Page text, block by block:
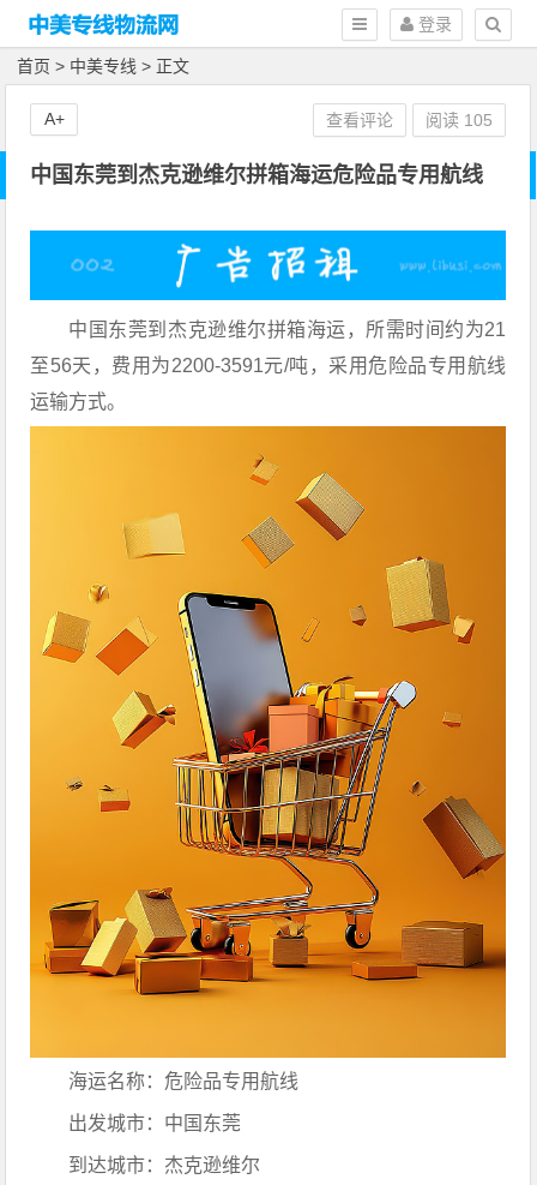
登录
首页 > 中美专线 > 正文
中国东莞到杰克逊维尔拼箱海运危险品专用航线
中国东莞到杰克逊维尔拼箱海运，所需时间约为21
至56天，费用为2200-3591元/吨，采用危险品专用航线
运输方式。
海运名称：危险品专用航线
出发城市：中国东莞
到达城市：杰克逊维尔
查看评论 阅读 105
A+